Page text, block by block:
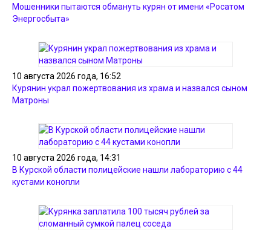
Мошенники пытаются обмануть курян от имени «Росатом
Энергосбыта»
10 августа 2026 года, 16:52
Курянин украл пожертвования из храма и назвался сыном
Матроны
10 августа 2026 года, 14:31
В Курской области полицейские нашли лабораторию с 44
кустами конопли